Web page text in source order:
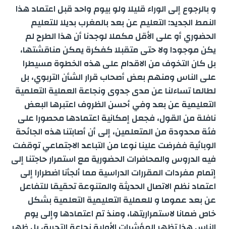
و بالرجوع إلى الوراء قليلا ولو بيوم واحد قبل اعتماد هذا
النمط الجديد: التعليم عن بعد بالمغرب بديلا للتعليم
الحضوري أو على الأقل مكملا لوجدنا أن هذا الطرح لم
يكن موجودا ولا حتى متقبلا كفكرة يمكن مناقشتها،
بل كان التخوف من الاقدام على هذه الخطوة مسيطرا
على الناس ومنهم بعض أصحاب قرار الشأن التربوي، بل
لطالما تساءلنا عن مدى جدوى ونجاعة العملية التعلمية
التعليمية عن بعد وفي أحسن الظروف اعتبرها البعض
نافلة من القول، فجعل إمكانية اعتمادها محصورا على
فئة محدودة من المتعلمين، إلى أن أصابتنا هذه الجائحة
الوبائية ففرضت علينا نوعا من التباعد الاجتماعي توقفت
فيه الدروس والمحاضرات الحضورية مع استمرار حاجتنا إلى
إتمام مفردات المقررات الدراسية مما ألجأنا اضطرارا إلى
اعتماد نظم الاتصال الحديثة والمتنوعة تحقيقا للتفاعل
عن بعد عموما و للعملية التعليمية التعلمية بشكل
خاص ضمانا لاستمراريتها، ومنذ تم اعتمادها وإلى يوم